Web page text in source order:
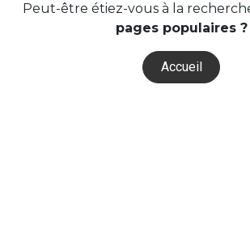
Peut-être étiez-vous à la
pages populaires ?
Accueil